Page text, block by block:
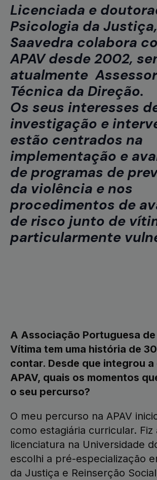
Licenciada e
Psicologia da
Saavedra colabora
APAV desde 2002,
atualmente
Técnica da Direção.
Os seus interesses
investigação e
estão centrados na
implementação e
de programas de
da violência e nos
procedimentos de
de risco junto de
particularmente
A Associação Portuguesa
Vítima tem uma história de
contar. Desde que integrou a
APAV, quais os momentos
o seu percurso?
O meu percurso na APAV
como estagiária curricular. Fiz
licenciatura na Universidade
escolhi a pré-especialização
da Justiça e Reinserção